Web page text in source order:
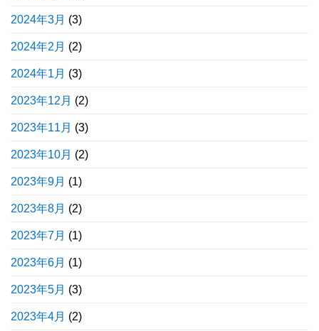
2024年3月 (3)
2024年2月 (2)
2024年1月 (3)
2023年12月 (2)
2023年11月 (3)
2023年10月 (2)
2023年9月 (1)
2023年8月 (2)
2023年7月 (1)
2023年6月 (1)
2023年5月 (3)
2023年4月 (2)